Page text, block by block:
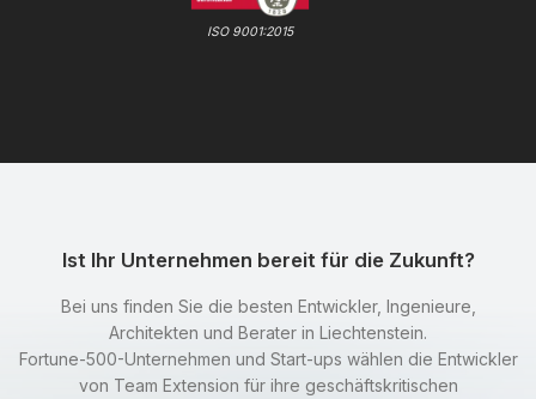
ISO 9001:2015
Ist Ihr Unternehmen bereit für die Zukunft?
Bei uns finden Sie die besten Entwickler, Ingenieure,
Architekten und Berater in Liechtenstein.
Fortune-500-Unternehmen und Start-ups wählen die Entwickler
von Team Extension für ihre geschäftskritischen